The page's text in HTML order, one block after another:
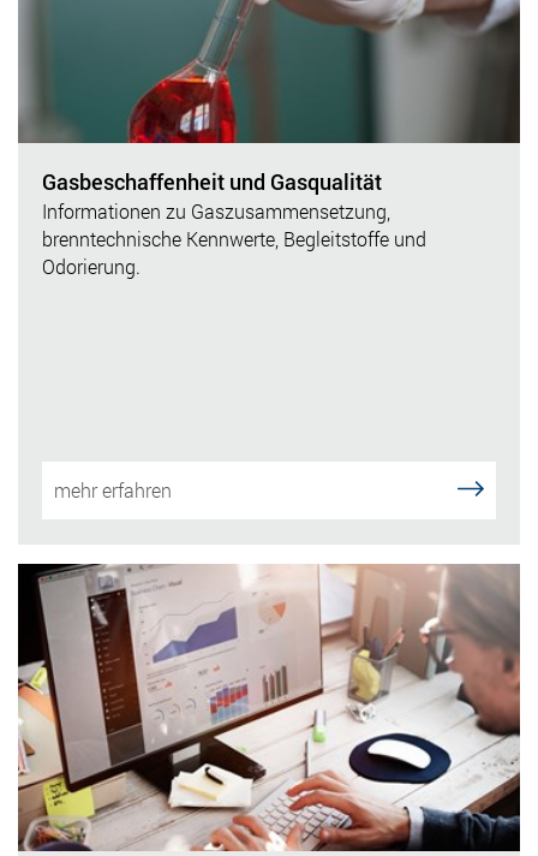
Gasbeschaffenheit und Gasqualität
Informationen zu Gaszusammensetzung,
brenntechnische Kennwerte, Begleitstoffe und
Odorierung.
mehr erfahren